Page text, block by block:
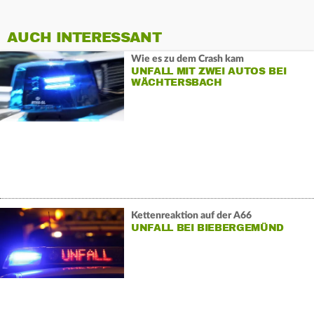
AUCH INTERESSANT
Wie es zu dem Crash kam
UNFALL MIT ZWEI AUTOS BEI
WÄCHTERSBACH
Kettenreaktion auf der A66
UNFALL BEI BIEBERGEMÜND